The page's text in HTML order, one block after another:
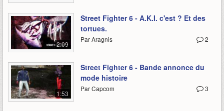
2:09
Street Fighter 6 - A.K.I. c'est ? Et des
tortues.
2
Par Aragnis
1:53
Street Fighter 6 - Bande annonce du
mode histoire
3
Par Capcom